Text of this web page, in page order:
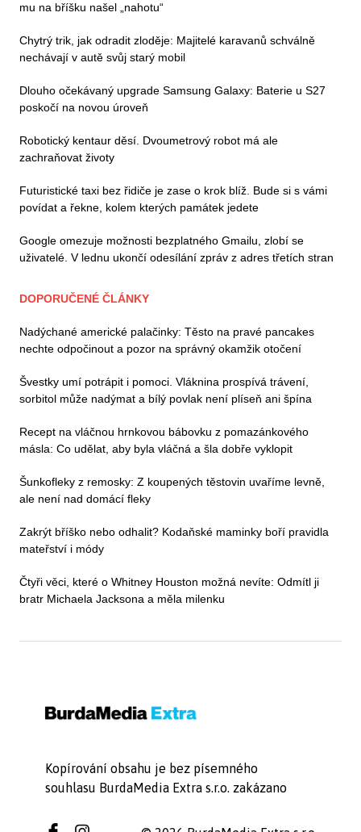
mu na bříšku našel „nahotu“
Chytrý trik, jak odradit zloděje: Majitelé karavanů schválně
nechávají v autě svůj starý mobil
Dlouho očekávaný upgrade Samsung Galaxy: Baterie u S27
poskočí na novou úroveň
Robotický kentaur děsí. Dvoumetrový robot má ale
zachraňovat životy
Futuristické taxi bez řidiče je zase o krok blíž. Bude si s vámi
povídat a řekne, kolem kterých památek jedete
Google omezuje možnosti bezplatného Gmailu, zlobí se
uživatelé. V lednu ukončí odesílání zpráv z adres třetích stran
DOPORUČENÉ ČLÁNKY
Nadýchané americké palačinky: Těsto na pravé pancakes
nechte odpočinout a pozor na správný okamžik otočení
Švestky umí potrápit i pomoci. Vláknina prospívá trávení,
sorbitol může nadýmat a bílý povlak není plíseň ani špína
Recept na vláčnou hrnkovou bábovku z pomazánkového
másla: Co udělat, aby byla vláčná a šla dobře vyklopit
Šunkofleky z remosky: Z koupených těstovin uvaříme levně,
ale není nad domácí fleky
Zakrýt bříško nebo odhalit? Kodaňské maminky boří pravidla
mateřství i módy
Čtyři věci, které o Whitney Houston možná nevíte: Odmítl ji
bratr Michaela Jacksona a měla milenku
Kopírování obsahu je bez písemného
souhlasu BurdaMedia Extra s.r.o. zakázano